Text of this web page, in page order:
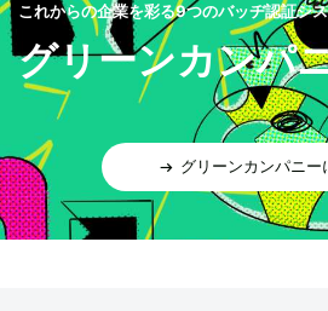
これからの企業を彩る9つのバッヂ認証シ
グリーンカンパ
グリーンカンパニー